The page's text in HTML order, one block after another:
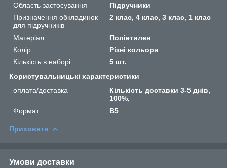
Область застосування
Підручники
Призначення обкладинок
для підручників
2 клас, 4 клас, 3 клас, 1 клас
Матеріал
Поліетилен
Колір
Різні кольори
Кількість в наборі
5 шт.
Користувальницькі характеристики
оплата/доставка
Кількість доставки 3-5 днів,
100%,
Формат
B5
Приховати
Умови доставки